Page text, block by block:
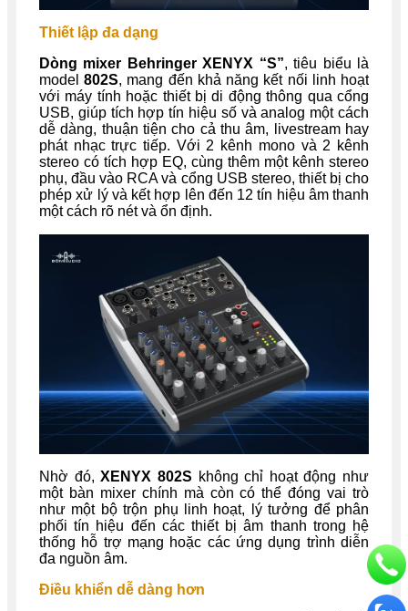
Thiết lập đa dạng
Dòng mixer Behringer XENYX “S”, tiêu biểu là
model802S, mang đến khả năng kết nối linh hoạt
với máy tính hoặc thiết bị di động thông qua cổng
USB, giúp tích hợp tín hiệu số và analog một cách
dễ dàng, thuận tiện cho cả thu âm, livestream hay
phát nhạc trực tiếp. Với 2 kênh mono và 2 kênh
stereo có tích hợp EQ, cùng thêm một kênh stereo
phụ, đầu vào RCA và cổng USB stereo, thiết bị cho
phép xử lý và kết hợp lên đến 12 tín hiệu âm thanh
một cách rõ nét và ổn định.
Nhờ đó,XENYX 802S không chỉ hoạt động như
một bàn mixer chính mà còn có thể đóng vai trò
như một bộ trộn phụ linh hoạt, lý tưởng để phân
phối tín hiệu đến các thiết bị âm thanh trong hệ
thống hỗ trợ mạng hoặc các ứng dụng trình diễn
đa nguồn âm.
Điều khiển dễ dàng hơn